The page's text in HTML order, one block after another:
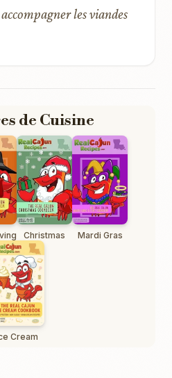
les viandes
de Cuisine
Christmas Mardi Gras
Cream